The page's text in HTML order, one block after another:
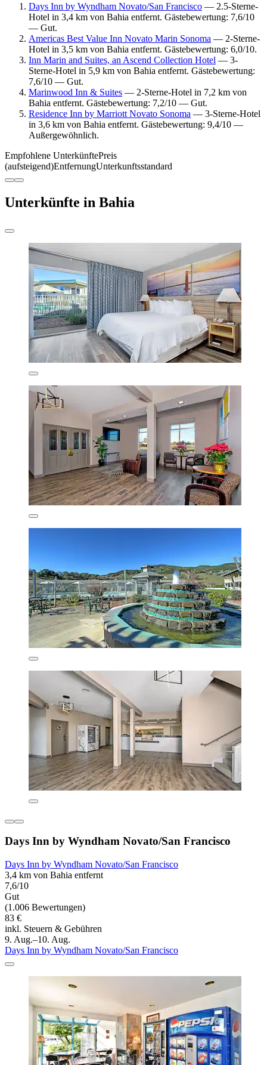
Days Inn by Wyndham Novato/San Francisco — 2.5-Sterne-
Hotel in 3,4 km von Bahia entfernt. Gästebewertung: 7,6/10
— Gut.
Americas Best Value Inn Novato Marin Sonoma — 2-Sterne-
Hotel in 3,5 km von Bahia entfernt. Gästebewertung: 6,0/10.
Inn Marin and Suites, an Ascend Collection Hotel — 3-
Sterne-Hotel in 5,9 km von Bahia entfernt. Gästebewertung:
7,6/10 — Gut.
Marinwood Inn & Suites — 2-Sterne-Hotel in 7,2 km von
Bahia entfernt. Gästebewertung: 7,2/10 — Gut.
Residence Inn by Marriott Novato Sonoma — 3-Sterne-Hotel
in 3,6 km von Bahia entfernt. Gästebewertung: 9,4/10 —
Außergewöhnlich.
Empfohlene UnterkünftePreis
(aufsteigend)EntfernungUnterkunftsstandard
Unterkünfte in Bahia
Days Inn by Wyndham Novato/San Francisco
Days Inn by Wyndham Novato/San Francisco
3,4 km von Bahia entfernt
7,6/10
Gut
(1.006 Bewertungen)
83 €
inkl. Steuern & Gebühren
9. Aug.–10. Aug.
Days Inn by Wyndham Novato/San Francisco